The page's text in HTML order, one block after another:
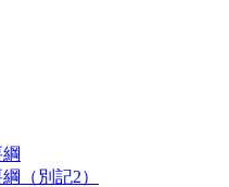
（別記2）